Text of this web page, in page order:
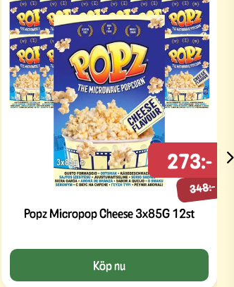
Popz Micropop Cheese 3x85G 12st
348:-
273:-
Köp nu